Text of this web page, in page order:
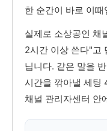
한 순간이 바로 이때
실제로 소상공인 채
2시간 이상 쓴다"고
닙니다. 같은 말을
시간을 깎아낼 세팅
채널 관리자센터 안